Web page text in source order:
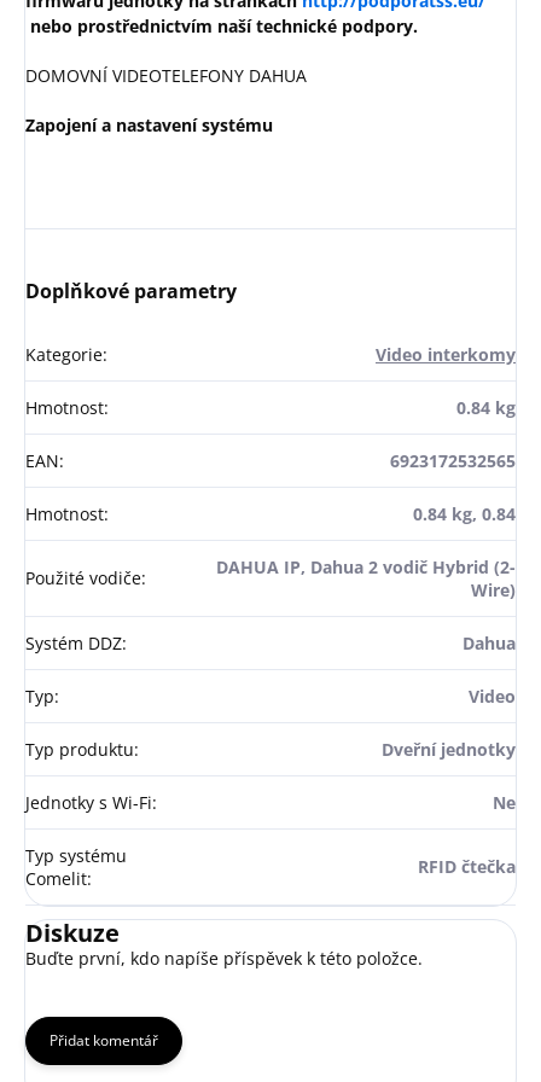
nebo prostřednictvím naší technické podpory.
DOMOVNÍ VIDEOTELEFONY DAHUA
Zapojení a nastavení systému
Doplňkové parametry
Kategorie: Video interkomy
Hmotnost: 0.84 kg
EAN: 6923172532565
Hmotnost: 0.84 kg, 0.84
Použité vodiče:
DAHUA IP, Dahua 2 vodič Hybrid (2-
Wire)
Systém DDZ: Dahua
Typ: Video
Typ produktu: Dveřní jednotky
Jednotky s Wi-Fi: Ne
Typ systému
Comelit:
RFID čtečka
Diskuze
Buďte první, kdo napíše příspěvek k této položce.
Přidat komentář